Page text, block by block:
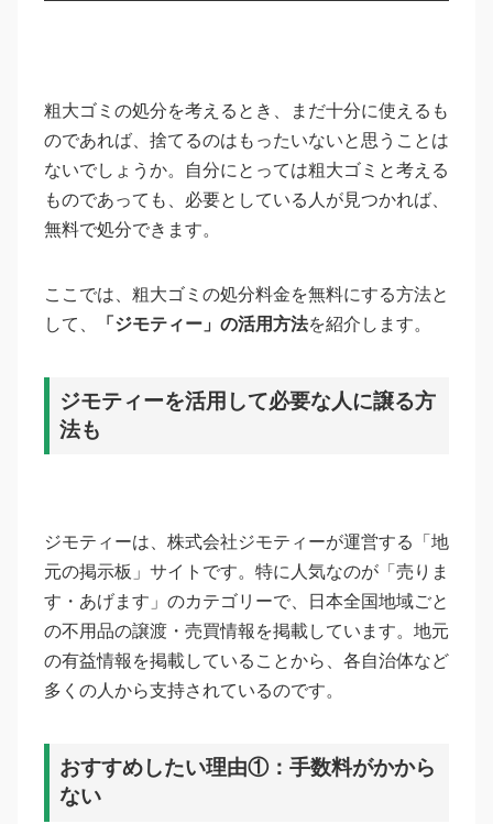
粗大ゴミの処分を考えるとき、まだ十分に使えるも
のであれば、捨てるのはもったいないと思うことは
ないでしょうか。自分にとっては粗大ゴミと考える
ものであっても、必要としている人が見つかれば、
無料で処分できます。
ここでは、粗大ゴミの処分料金を無料にする方法と
して、
「ジモティー」の活用方法を紹介します。
ジモティーを活用して必要な人に譲る方
法も
ジモティーは、株式会社ジモティーが運営する「地
元の掲示板」サイトです。特に人気なのが「売りま
す・あげます」のカテゴリーで、日本全国地域ごと
の不用品の譲渡・売買情報を掲載しています。地元
の有益情報を掲載していることから、各自治体など
多くの人から支持されているのです。
おすすめしたい理由①：手数料がかから
ない